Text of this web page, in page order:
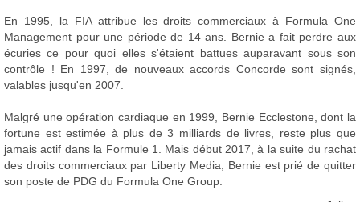
En 1995, la FIA attribue les droits commerciaux à Formula One
Management pour une période de 14 ans. Bernie a fait perdre aux
écuries ce pour quoi elles s'étaient battues auparavant sous son
contrôle ! En 1997, de nouveaux accords Concorde sont signés,
valables jusqu'en 2007.
Malgré une opération cardiaque en 1999, Bernie Ecclestone, dont la
fortune est estimée à plus de 3 milliards de livres, reste plus que
jamais actif dans la Formule 1. Mais début 2017, à la suite du rachat
des droits commerciaux par Liberty Media, Bernie est prié de quitter
son poste de PDG du Formula One Group.